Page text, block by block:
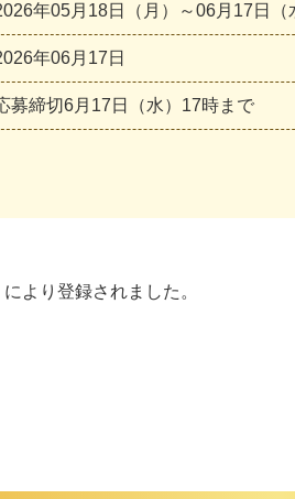
年05月18日（月）～06月17日（
年06月17日
募締切6月17日（水）17時まで
により登録されました。